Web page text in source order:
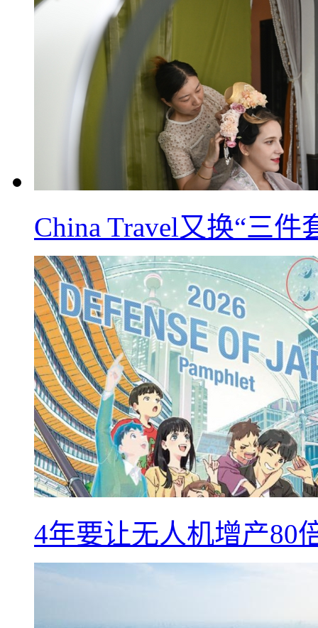
China Travel又换“三
4年要让无人机增产80